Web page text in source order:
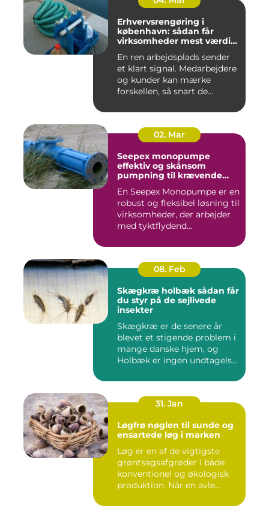
Erhvervsrengøring i
københavn: sådan får
virksomheder mest værdi
En ren arbejdsplads sender
et klart signal. Medarbejdere
og kunder kan mærke
forskellen, så snart de...
02. Mar
Seepex monopumpe
effektiv og skånsom
pumpning til krævende
En Seepex Monopumpe er en
robust og fleksibel løsning til
virksomheder, der arbejder
med tyktflydend...
08. Feb
Skægkræ holbæk sådan får
du styr på de sejlivede
insekter
Skægkræ er de senere år
blevet et stigende problem i
mange danske hjem, og
Holbæk er ingen undtagels...
31. Jan
Løgfrø nøglen til sunde og
ensartede løg i marken
Løg er en af de vigtigste
grøntsagsafgrøder i både
konventionel og økologisk
produktion. Når en avle...